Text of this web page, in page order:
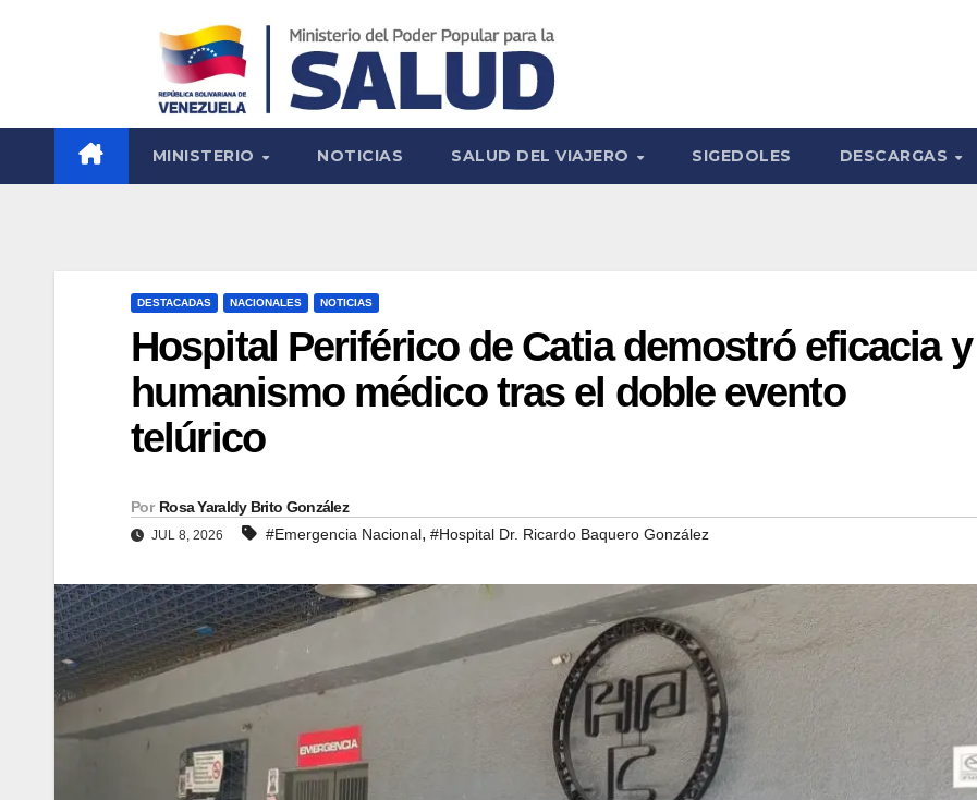
MINISTERIO NOTICIAS SALUD DEL VIAJERO SIGEDOLES DESCARGAS
DESTACADAS NACIONALES NOTICIAS
Hospital Periférico de Catia demostró eficacia y
humanismo médico tras el doble evento
telúrico
Por Rosa Yaraldy Brito González
JUL 8, 2026 #Emergencia Nacional, #Hospital Dr. Ricardo Baquero González